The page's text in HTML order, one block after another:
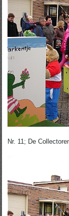
Nr. 11; De